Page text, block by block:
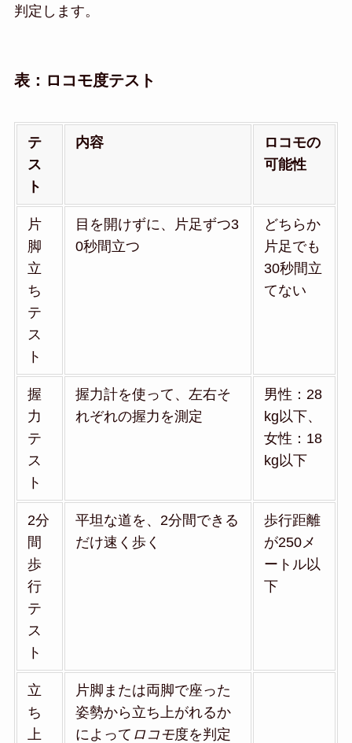
判定します。
表：ロコモ度テスト
テ
ス
ト
内容
ロコモの
可能性
片
脚
立
ち
テ
ス
ト
目を開けずに、片足ずつ3
0秒間立つ
どちらか
片足でも
30秒間立
てない
握
力
テ
ス
ト
握力計を使って、左右そ
れぞれの握力を測定
男性：28
kg以下、
女性：18
kg以下
2分
間
歩
行
テ
ス
ト
平坦な道を、2分間できる
だけ速く歩く
歩行距離
が250メ
ートル以
下
立
ち
上
片脚または両脚で座った
姿勢から立ち上がれるか
によって ロコモ度を判定